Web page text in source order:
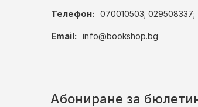
Телефон: 070010503; 029508337;
Email: info@bookshop.bg
Абониране за